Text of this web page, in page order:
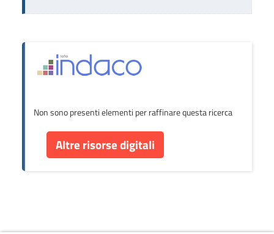
Non sono presenti elementi per raffinare questa ricerca
Altre risorse digitali